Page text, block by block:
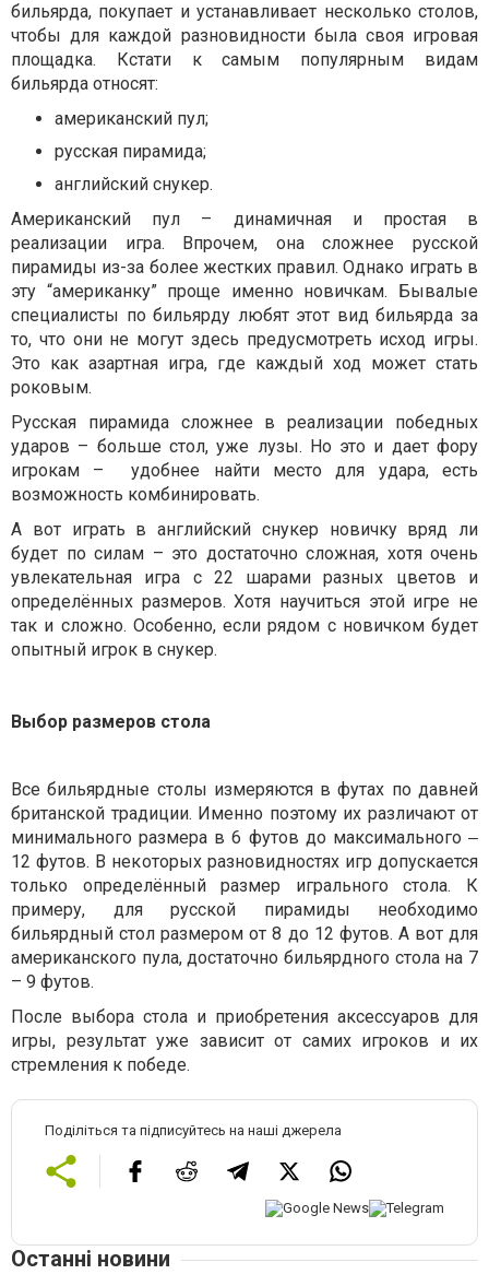
бильярда, покупает и устанавливает несколько столов,
чтобы для каждой разновидности была своя игровая
площадка. Кстати к самым популярным видам
бильярда относят:
американский пул;
русская пирамида;
английский снукер.
Американский пул – динамичная и простая в
реализации игра. Впрочем, она сложнее русской
пирамиды из-за более жестких правил. Однако играть в
эту “американку” проще именно новичкам. Бывалые
специалисты по бильярду любят этот вид бильярда за
то, что они не могут здесь предусмотреть исход игры.
Это как азартная игра, где каждый ход может стать
роковым.
Русская пирамида сложнее в реализации победных
ударов – больше стол, уже лузы. Но это и дает фору
игрокам –
удобнее найти место для удара, есть
возможность комбинировать.
А вот играть в английский снукер новичку вряд ли
будет по силам – это достаточно сложная, хотя очень
увлекательная игра с 22 шарами разных цветов и
определённых размеров. Хотя научиться этой игре не
так и сложно. Особенно, если рядом с новичком будет
опытный игрок в снукер.
Выбор размеров стола
Все бильярдные столы измеряются в футах по давней
британской традиции. Именно поэтому их различают от
минимального размера в 6 футов до максимального ‒
12 футов. В некоторых разновидностях игр допускается
только определённый размер игрального стола. К
примеру, для русской пирамиды необходимо
бильярдный стол размером от 8 до 12 футов. А вот для
американского пула, достаточно бильярдного стола на 7
– 9 футов.
После выбора стола и приобретения аксессуаров для
игры, результат уже зависит от самих игроков и их
стремления к победе.
Поділіться та підписуйтесь на наші джерела
Останні новини